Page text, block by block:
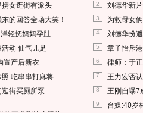
女逛街有派头
的回答全场大笑！
轻抚妈妈孕肚
动 仙气儿足
置产后新衣
吃串串打麻将
街买厕所泵
2 刘德华新
3 为救母女
4 刘德华扮
5 章子怡斥
6 律师：于
7 王力宏否
8 王刚自曝7
9 台媒:40岁